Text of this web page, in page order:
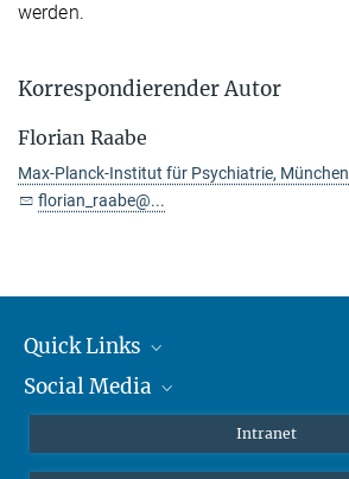
werden.
Korrespondierender Autor
Florian Raabe
Max-Planck-Institut für Psychiatrie, München
florian_raabe@...
Quick Links
Student*innen/Wissenschaftler*innen
Social Media
LinkedIn
Intranet